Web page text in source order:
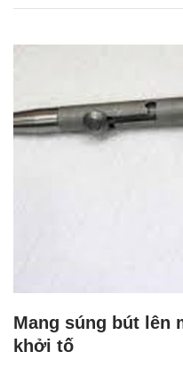
Mang súng bút lên
khởi tố